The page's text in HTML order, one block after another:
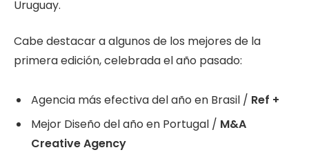
Uruguay.
Cabe destacar a algunos de los mejores de la
primera edición, celebrada el año pasado:
Agencia más efectiva del año en Brasil / Ref +
Mejor Diseño del año en Portugal / M&A
Creative Agency